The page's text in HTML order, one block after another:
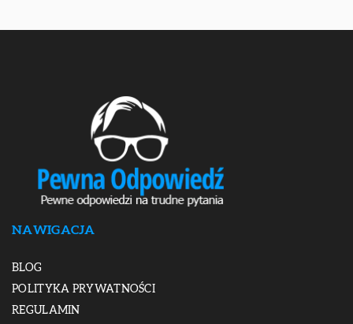
NAWIGACJA
BLOG
POLITYKA PRYWATNOŚCI
REGULAMIN